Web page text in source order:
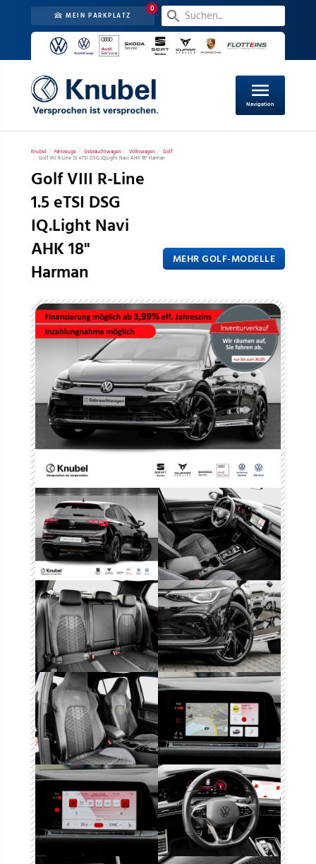
MEIN PARKPLATZ
0
menu
Navigation
Knubel Fahrzeuge Gebrauchtwagen Volkswagen
Golf
Golf VIII R-Line 1.5 eTSI DSG IQ.Light Navi AHK 18" Harman
Golf VIII R-Line
1.5 eTSI DSG
IQ.Light Navi
AHK 18"
Harman
MEHR GOLF-MODELLE